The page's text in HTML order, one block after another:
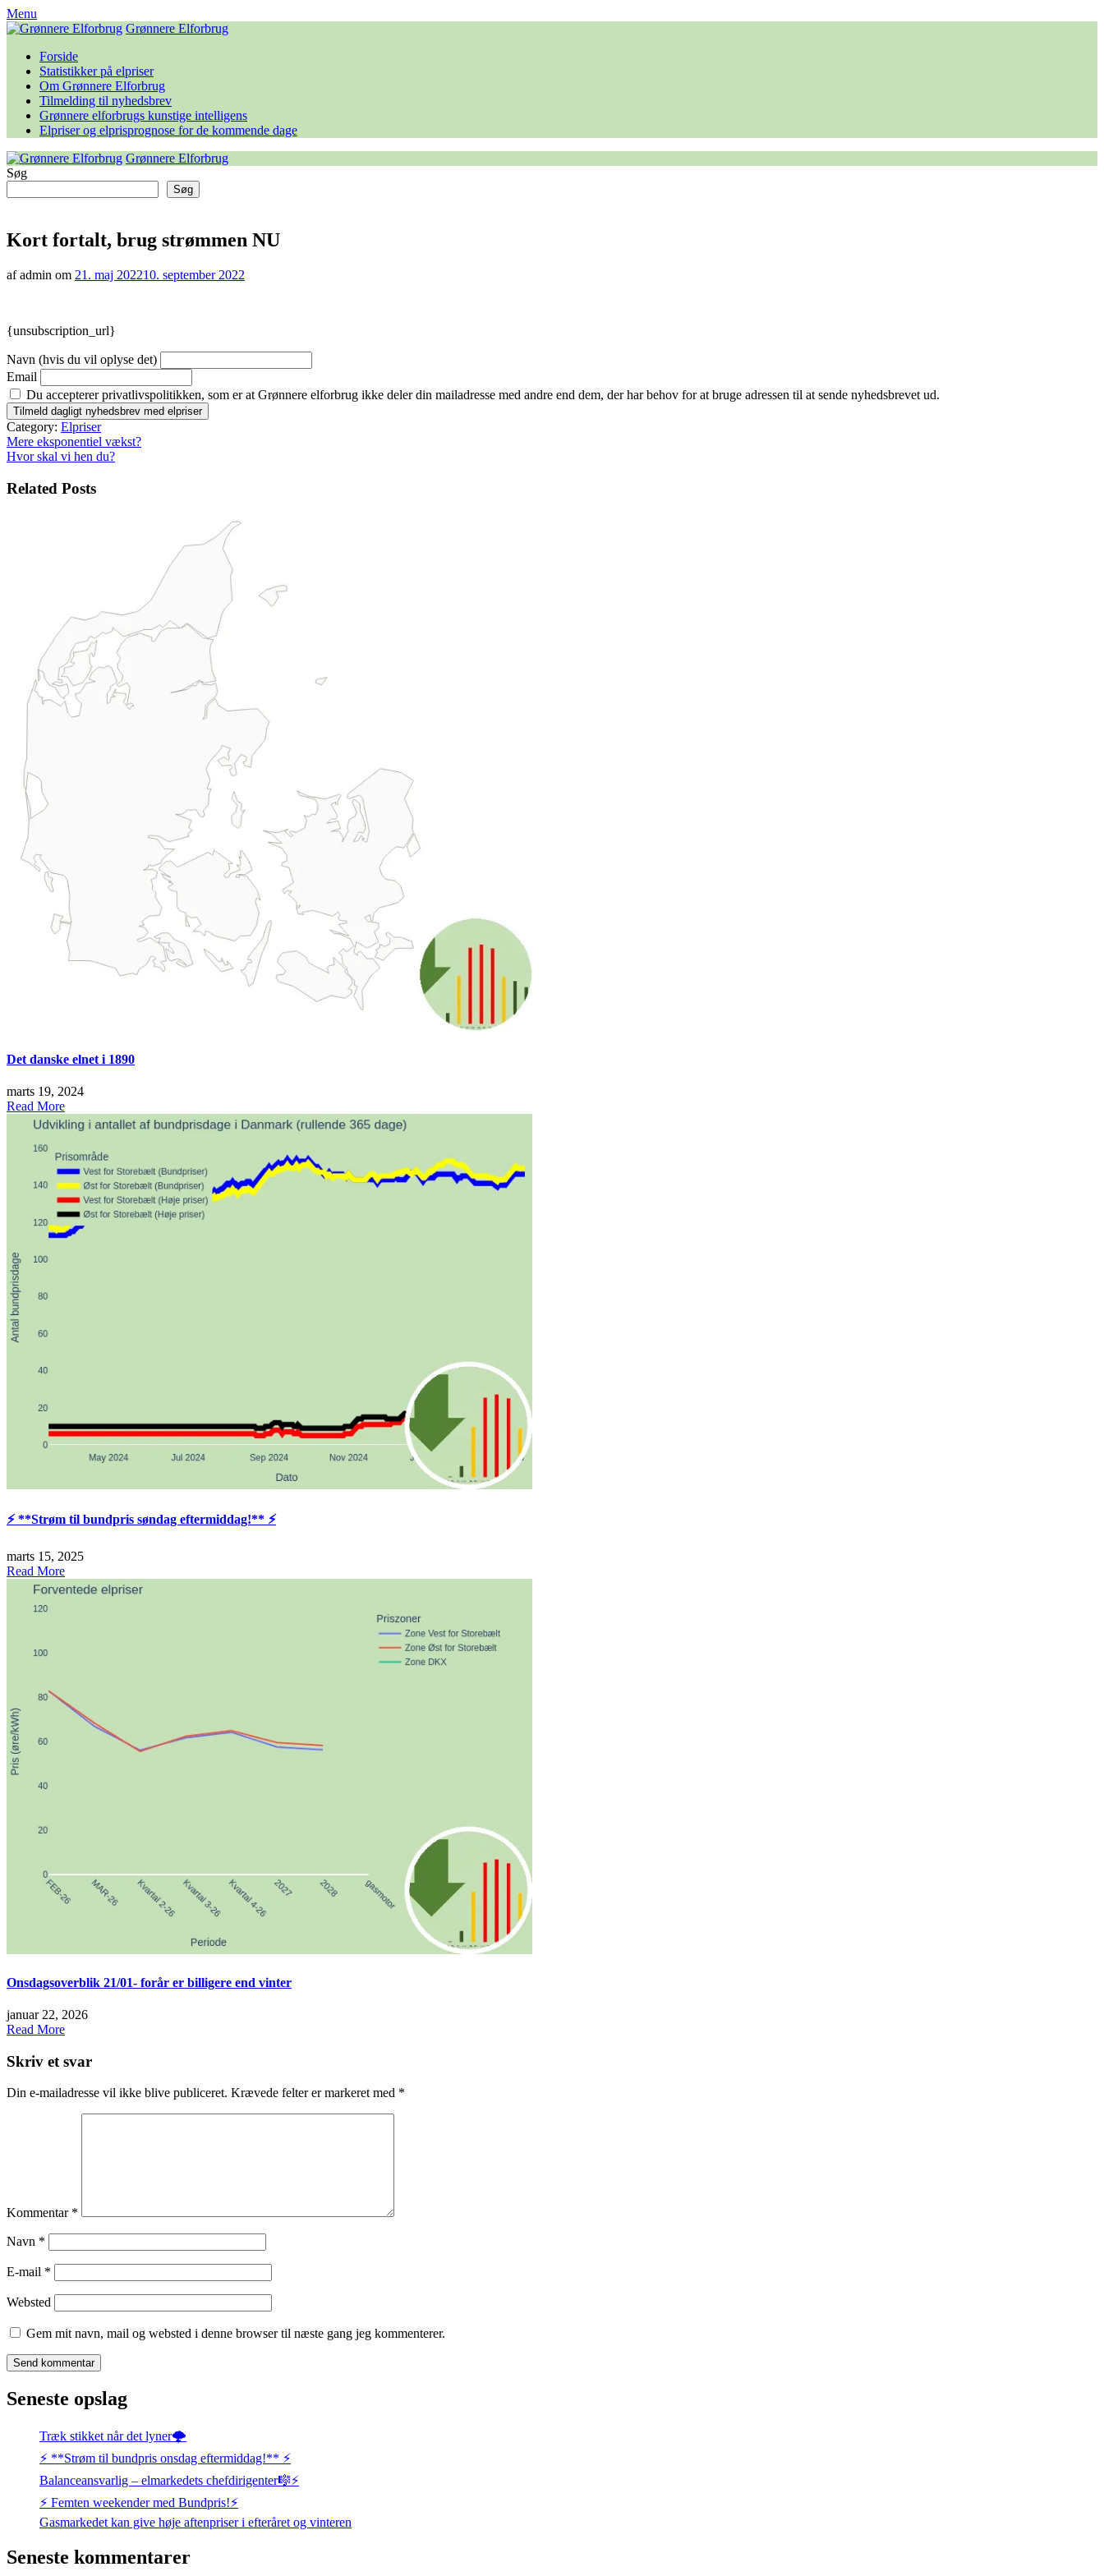
Skip
to
Menu
Grønnere Elforbrug
Forside
Statistikker på elpriser
Om Grønnere Elforbrug
Tilmelding til nyhedsbrev
Grønnere elforbrugs kunstige intelligens
Elpriser og elprisprognose for de kommende dage
Grønnere Elforbrug
Søg
Søg
Kort fortalt, brug strømmen NU
af admin om 21. maj 202210. september 2022
{unsubscription_url}
Navn (hvis du vil oplyse det)
Email
Du accepterer privatlivspolitikken, som er at Grønnere elforbrug ikke deler din mailadresse med andre end dem, der har behov for at bruge adressen til at sende nyhedsbrevet ud.
Category: Elpriser
Indlægsnavigation
Mere eksponentiel vækst?
Hvor skal vi hen du?
Related Posts
Det danske elnet i 1890
marts 19, 2024
Read More
⚡️ **Strøm til bundpris søndag eftermiddag!** ⚡️
marts 15, 2025
Read More
Onsdagsoverblik 21/01- forår er billigere end vinter
januar 22, 2026
Read More
Skriv et svar
Din e-mailadresse vil ikke blive publiceret. Krævede felter er markeret med *
Kommentar *
Navn *
E-mail *
Websted
Gem mit navn, mail og websted i denne browser til næste gang jeg kommenterer.
Seneste opslag
Træk stikket når det lyner🌩️
⚡️ **Strøm til bundpris onsdag eftermiddag!** ⚡️
Balanceansvarlig – elmarkedets chefdirigenter🎼⚡
⚡️ Femten weekender med Bundpris!⚡️
Gasmarkedet kan give høje aftenpriser i efteråret og vinteren
Seneste kommentarer